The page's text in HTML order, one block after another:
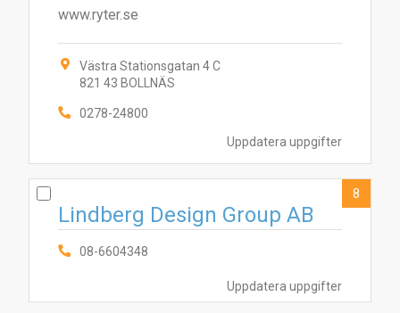
Uppdatera uppgifter
www.ryter.se
Västra Stationsgatan 4 C
821 43 BOLLNÄS
0278-24800
Uppdatera uppgifter
Lindberg Design Group AB
08-6604348
8